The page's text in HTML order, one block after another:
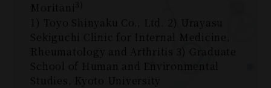
Moritani
1) Toyo Shinyaku Co., Ltd. 2) Urayasu
Sekiguchi Clinic for Internal Medicine,
Rheumatology and Arthritis 3) Graduate
School of Human and Environmental
Studies, Kyoto University